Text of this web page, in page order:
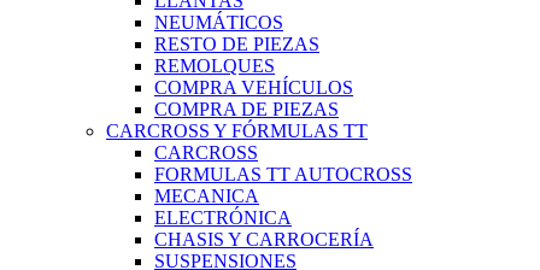
NEUMÁTICOS
RESTO DE PIEZAS
REMOLQUES
COMPRA VEHÍCULOS
COMPRA DE PIEZAS
CARCROSS Y FÓRMULAS TT
CARCROSS
FORMULAS TT AUTOCROSS
MECANICA
ELECTRÓNICA
CHASIS Y CARROCERÍA
SUSPENSIONES